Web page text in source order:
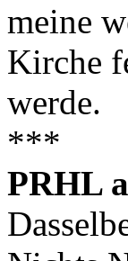
meine
Kirche
werde.
***
PRHL